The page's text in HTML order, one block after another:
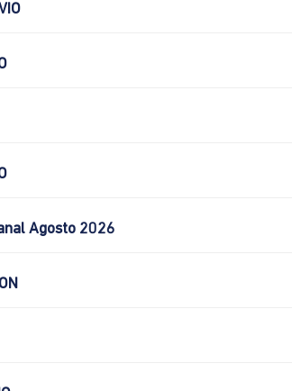
Agosto 2026